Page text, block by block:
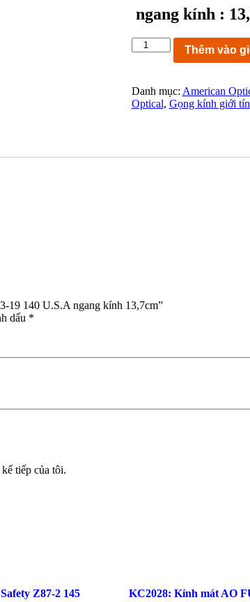
ngang kính :
KC5824:
Gọng
Safety
TORTOISE
U.S.A
Thêm vào
Danh mục: American
Optical, Gọng kính giới
19 140 U.S.A ngang kính 13,7cm”
dấu *
tiếp của tôi.
Z87-2 145
KC2028: Kính mát AO